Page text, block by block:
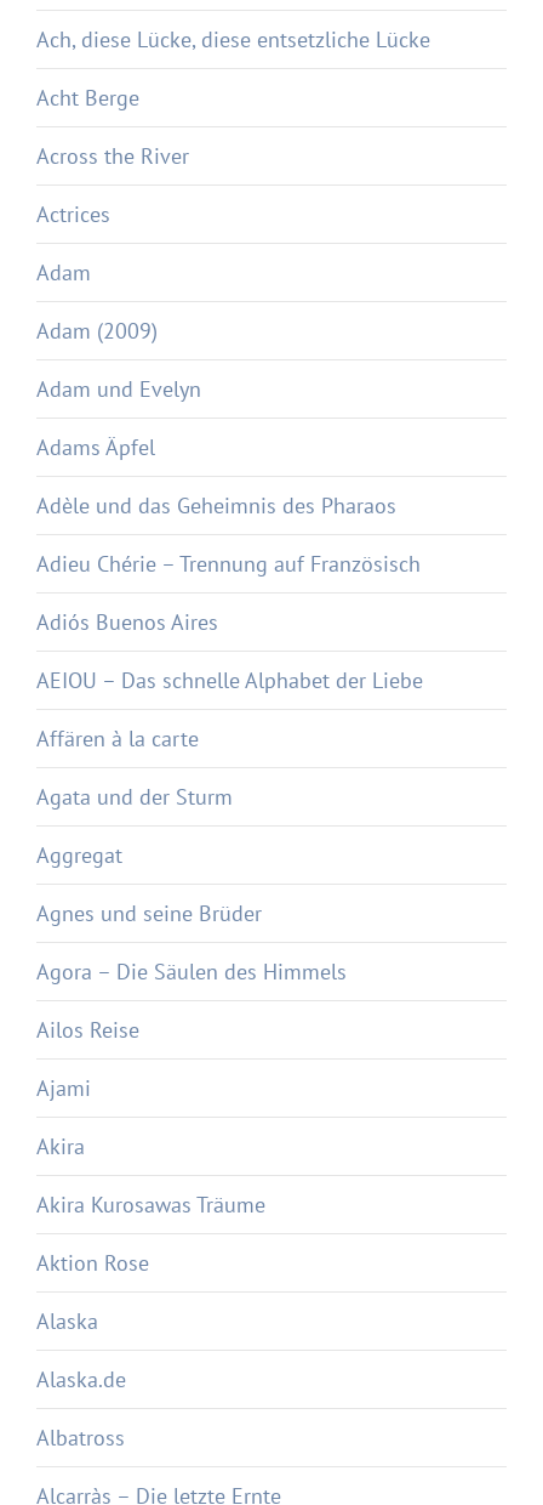
Ach, diese Lücke, diese entsetzliche Lücke
Acht Berge
Across the River
Actrices
Adam
Adam (2009)
Adam und Evelyn
Adams Äpfel
Adèle und das Geheimnis des Pharaos
Adieu Chérie – Trennung auf Französisch
Adiós Buenos Aires
AEIOU – Das schnelle Alphabet der Liebe
Affären à la carte
Agata und der Sturm
Aggregat
Agnes und seine Brüder
Agora – Die Säulen des Himmels
Ailos Reise
Ajami
Akira
Akira Kurosawas Träume
Aktion Rose
Alaska
Alaska.de
Albatross
Alcarràs – Die letzte Ernte